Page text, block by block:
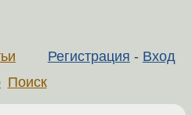
Регистрация - Вход
Поиск